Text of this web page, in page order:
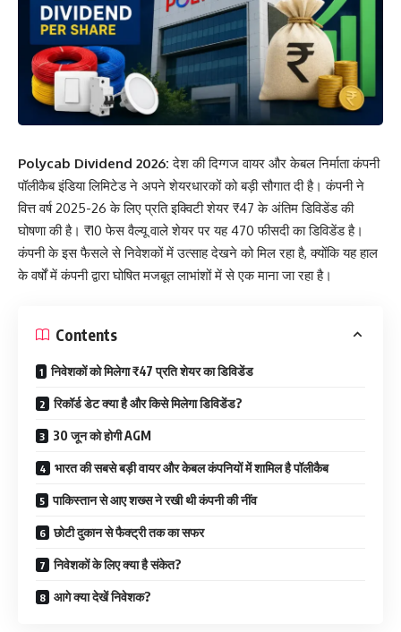
Polycab Dividend 2026: देश की दिग्गज वायर और केबल निर्माता कंपनी
पॉलीकैब इंडिया लिमिटेड ने अपने शेयरधारकों को बड़ी सौगात दी है। कंपनी ने
वित्त वर्ष 2025-26 के लिए प्रति इक्विटी शेयर ₹47 के अंतिम डिविडेंड की
घोषणा की है। ₹10 फेस वैल्यू वाले शेयर पर यह 470 फीसदी का डिविडेंड है।
कंपनी के इस फैसले से निवेशकों में उत्साह देखने को मिल रहा है, क्योंकि यह हाल
के वर्षों में कंपनी द्वारा घोषित मजबूत लाभांशों में से एक माना जा रहा है।
Contents
निवेशकों को मिलेगा ₹47 प्रति शेयर का डिविडेंड
रिकॉर्ड डेट क्या है और किसे मिलेगा डिविडेंड?
30 जून को होगी AGM
भारत की सबसे बड़ी वायर और केबल कंपनियों में शामिल है पॉलीकैब
पाकिस्तान से आए शख्स ने रखी थी कंपनी की नींव
छोटी दुकान से फैक्ट्री तक का सफर
निवेशकों के लिए क्या है संकेत?
आगे क्या देखें निवेशक?